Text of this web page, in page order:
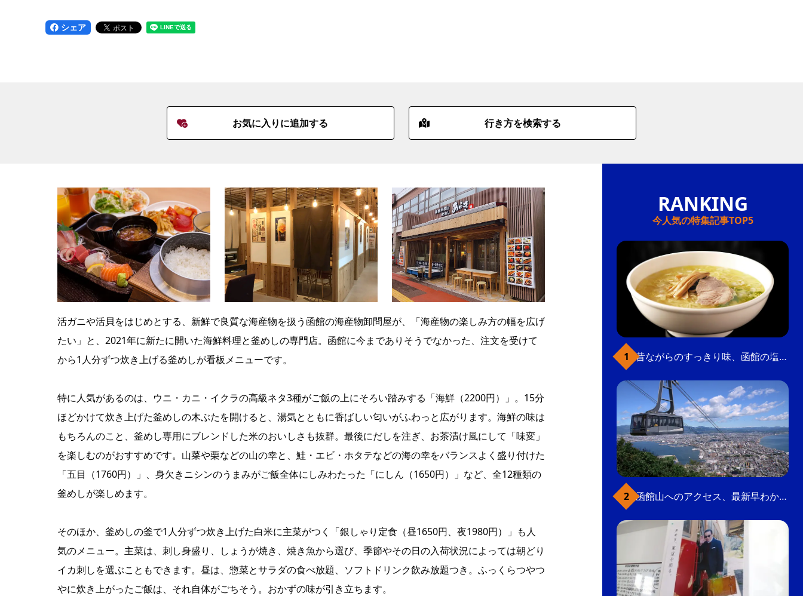
シェア
お気に入りに追加する 行き方を検索する
活ガニや活貝をはじめとする、新鮮で良質な海産物を扱う函館の海産物卸問屋が、「海産物の楽しみ方の幅を広げ
たい」と、2021年に新たに開いた海鮮料理と釜めしの専門店。函館に今までありそうでなかった、注文を受けて
から1人分ずつ炊き上げる釜めしが看板メニューです。
特に人気があるのは、ウニ・カニ・イクラの高級ネタ3種がご飯の上にそろい踏みする「海鮮（2200円）」。15分
ほどかけて炊き上げた釜めしの木ぶたを開けると、湯気とともに香ばしい匂いがふわっと広がります。海鮮の味は
もちろんのこと、釜めし専用にブレンドした米のおいしさも抜群。最後にだしを注ぎ、お茶漬け風にして「味変」
を楽しむのがおすすめです。山菜や栗などの山の幸と、鮭・エビ・ホタテなどの海の幸をバランスよく盛り付けた
「五目（1760円）」、身欠きニシンのうまみがご飯全体にしみわたった「にしん（1650円）」など、全12種類の
釜めしが楽しめます。
そのほか、釜めしの釜で1人分ずつ炊き上げた白米に主菜がつく「銀しゃり定食（昼1650円、夜1980円）」も人
気のメニュー。主菜は、刺し身盛り、しょうが焼き、焼き魚から選び、季節やその日の入荷状況によっては朝どり
イカ刺しを選ぶこともできます。昼は、惣菜とサラダの食べ放題、ソフトドリンク飲み放題つき。ふっくらつやつ
やに炊き上がったご飯は、それ自体がごちそう。おかずの味が引き立ちます。
今人気の特集記事TOP5
昔ながらのすっきり味、函館の塩ラーメン
函館山へのアクセス、最新早わかりガイド